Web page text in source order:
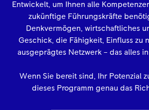
Entwickelt, um Ihnen alle
zukünftige Führungskräfte
Denkvermögen, wirtschaftliches
Geschick, die Fähigkeit, Einfluss zu
ausgeprägtes Netzwerk – das alles
Wenn Sie bereit sind, Ihr Potenzial
dieses Programm genau das